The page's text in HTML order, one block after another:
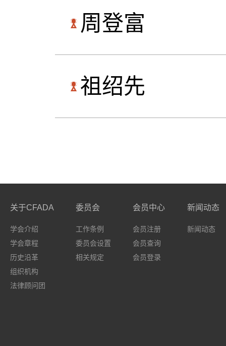
周登富
祖绍先
关于CFADA
学会介绍
学会章程
历史沿革
组织机构
法律顾问团
委员会
工作条例
委员会设置
相关规定
会员中心
会员注册
会员查询
会员登录
新闻动态
新闻动态